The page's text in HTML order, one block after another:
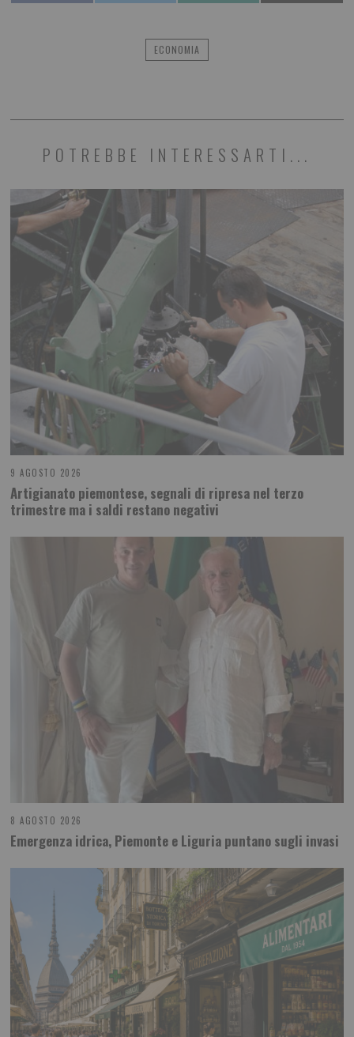
ECONOMIA
POTREBBE INTERESSARTI...
9 AGOSTO 2026
Artigianato piemontese, segnali di ripresa nel terzo
trimestre ma i saldi restano negativi
8 AGOSTO 2026
Emergenza idrica, Piemonte e Liguria puntano sugli invasi